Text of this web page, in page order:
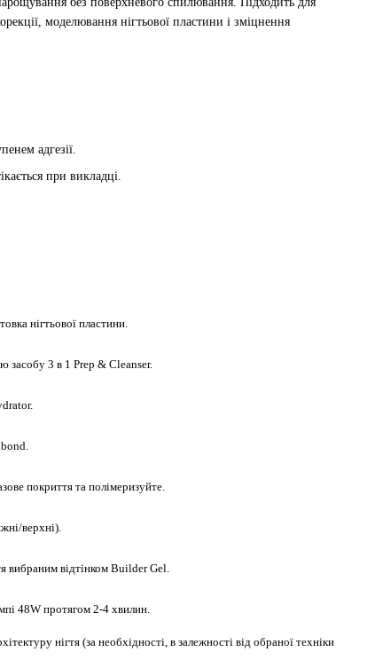
моделювання нігтьової пластини і зміцнення
адгезії.
при викладці.
нігтьової пластини.
засобу 3 в 1 Prep & Cleanser.
покриття та полімеризуйте.
верхні).
вибраним відтінком Builder Gel.
48W протягом 2-4 хвилин.
нігтя (за необхідності, в залежності від обраної техніки